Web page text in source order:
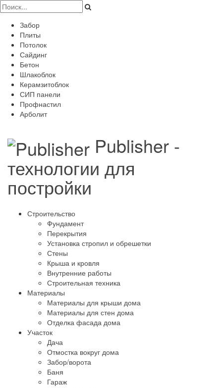
Забор
Плиты
Потолок
Сайдинг
Бетон
Шлакоблок
Керамзитоблок
СИП панели
Профнастил
Арболит
Publisher -
технологии для
постройки
Строительство
Фундамент
Перекрытия
Установка стропил и обрешетки
Стены
Крыша и кровля
Внутренние работы
Строительная техника
Материалы
Материалы для крыши дома
Материалы для стен дома
Отделка фасада дома
Участок
Дача
Отмостка вокруг дома
Забор/ворота
Баня
Гараж